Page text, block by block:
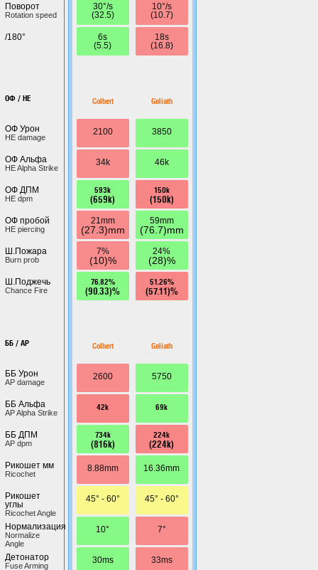
Поворот
Rotation speed
/180°
ОФ / HE
ОФ Урон
HE damage
ОФ Альфа
HE Alpha Strike
ОФ ДПМ
HE dpm
ОФ пробой
HE piercing
Ш.Пожара
Burn prob
Ш.Поджечь
Chance Fire
ББ / AP
ББ Урон
AP damage
ББ Альфа
AP Alpha Strike
ББ ДПМ
AP dpm
Рикошет мм
Ricochet
Рикошет
углы
Ricochet Angle
Нормализация
Normalize
Angle
Детонатор
Fuse Arming
30°/s
(32.5)
6s
(5.5)
Colbert
2100
34k
593k
(659k)
21mm
(27.3)mm
7%
(10)%
76.82%
(90.33)%
Colbert
2600
42k
734k
(816k)
8.88mm
45° - 60°
10°
30ms
10°/s
(10.7)
18s
(16.8)
Goliath
3850
46k
150k
(150k)
59mm
(76.7)mm
24%
(28)%
51.26%
(57.11)%
Goliath
5750
69k
224k
(224k)
16.36mm
45° - 60°
7°
33ms